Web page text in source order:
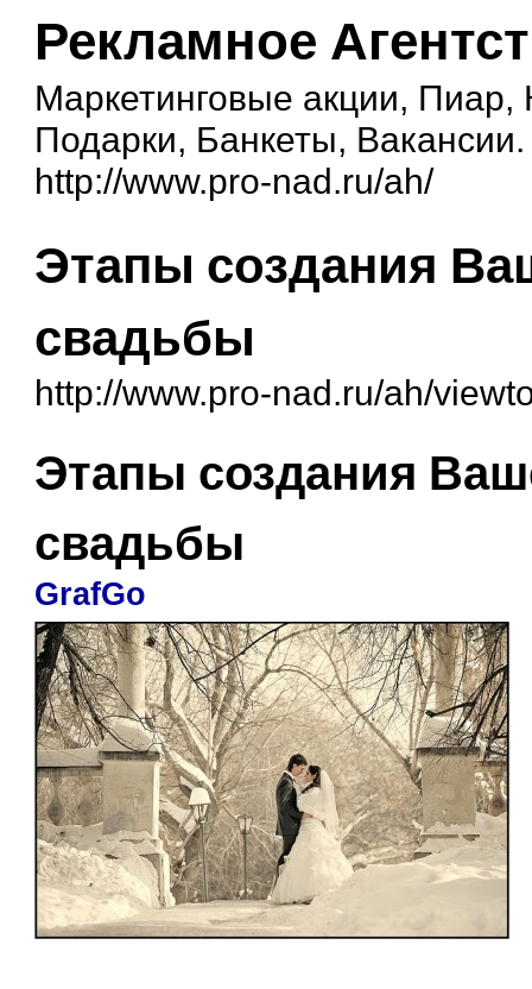
Рекламное
Маркетинговые акции,
Подарки, Банкеты, Вакансии.
http://www.pro-nad.ru/ah/
Этапы создания
свадьбы
http://www.pro-nad.ru/ah/
Этапы создания
свадьбы
GrafGo